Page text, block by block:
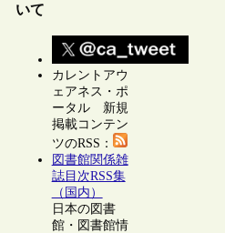
いて
カレントアウ
ェアネス・ポ
ータル 新規
掲載コンテン
ツのRSS：
図書館関係雑
誌目次RSS集
（国内）
日本の図書
館・図書館情